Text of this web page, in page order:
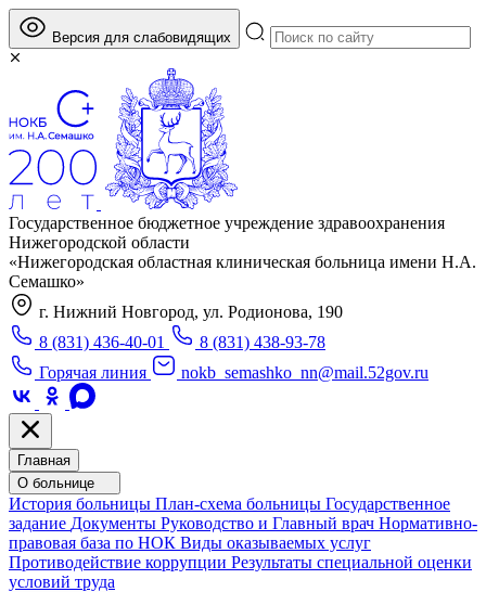
Версия для слабовидящих
Государственное бюджетное учреждение здравоохранения
Нижегородской области
«Нижегородская областная клиническая больница имени Н.А.
Семашко»
г. Нижний Новгород, ул. Родионова, 190
8 (831) 436-40-01
8 (831) 438-93-78
Горячая линия
nokb_semashko_nn@mail.52gov.ru
Главная
О больнице
История больницы План-схема больницы Государственное
задание Документы Руководство и Главный врач Нормативно-
правовая база по НОК Виды оказываемых услуг
Противодействие коррупции Результаты специальной оценки
условий труда